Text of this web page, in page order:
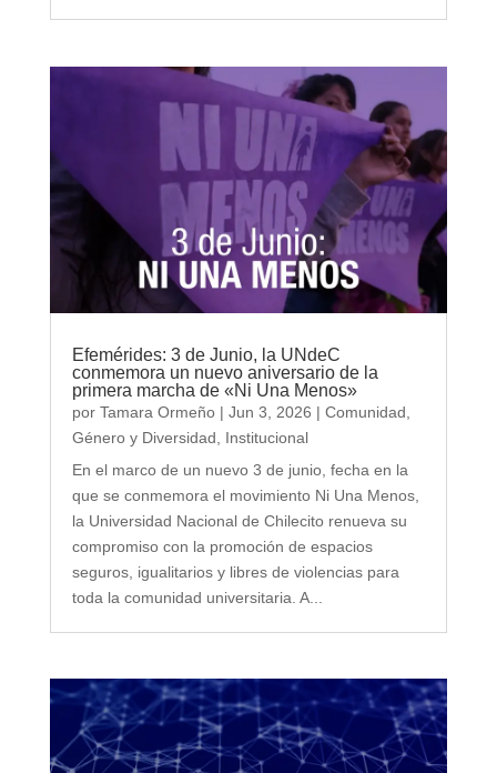
Efemérides: 3 de Junio, la UNdeC
conmemora un nuevo aniversario de la
primera marcha de «Ni Una Menos»
por Tamara Ormeño| Jun 3, 2026 | Comunidad,
Género y Diversidad, Institucional
En el marco de un nuevo 3 de junio, fecha en la
que se conmemora el movimiento Ni Una Menos,
la Universidad Nacional de Chilecito renueva su
compromiso con la promoción de espacios
seguros, igualitarios y libres de violencias para
toda la comunidad universitaria. A...